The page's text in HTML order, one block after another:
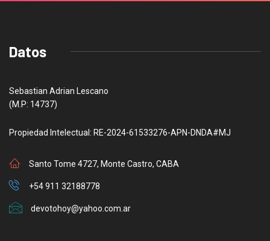
Datos
Sebastian Adrian Lescano
(M.P: 14737)
Propiedad Intelectual: RE-2024-61533276-APN-DNDA#MJ
Santo Tome 4727, Monte Castro, CABA
+54 911 32188778
devotohoy@yahoo.com.ar